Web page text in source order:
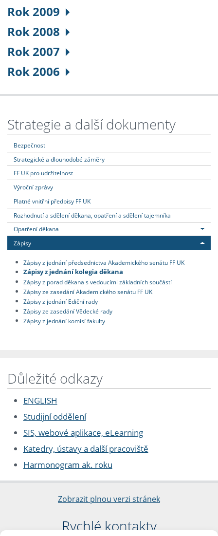
Rok 2009
Rok 2008
Rok 2007
Rok 2006
Strategie a další dokumenty
Bezpečnost
Strategické a dlouhodobé záměry
FF UK pro udržitelnost
Výroční zprávy
Platné vnitřní předpisy FF UK
Rozhodnutí a sdělení děkana, opatření a sdělení tajemníka
Opatření děkana
Zápisy
Zápisy z jednání předsednictva Akademického senátu FF UK
Zápisy z jednání kolegia děkana
Zápisy z porad děkana s vedoucími základních součástí
Zápisy ze zasedání Akademického senátu FF UK
Zápisy z jednání Ediční rady
Zápisy ze zasedání Vědecké rady
Zápisy z jednání komisí fakulty
Důležité odkazy
ENGLISH
Studijní oddělení
SIS, webové aplikace, eLearning
Katedry, ústavy a další pracoviště
Harmonogram ak. roku
Zobrazit plnou verzi stránek
Rychlé kontakty